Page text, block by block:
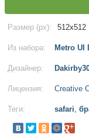
Размер (px): 512x512
Из набора: Metro UI
Дизайнер:
Лицензия: Creative
Теги: safari,